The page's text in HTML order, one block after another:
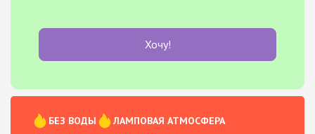
Хочу!
БЕЗ ВОДЫ
ЛАМПОВАЯ АТМОСФЕРА